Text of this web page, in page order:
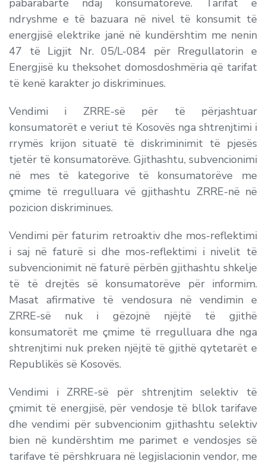
pabarabartë ndaj konsumatorëve. Tarifat e
ndryshme e të bazuara në nivel të konsumit të
energjisë elektrike janë në kundërshtim me nenin
47 të Ligjit Nr. 05/L-084 për Rregullatorin e
Energjisë ku theksohet domosdoshmëria që tarifat
të kenë karakter jo diskriminues.
Vendimi i ZRRE-së për të përjashtuar
konsumatorët e veriut të Kosovës nga shtrenjtimi i
rrymës krijon situatë të diskriminimit të pjesës
tjetër të konsumatorëve. Gjithashtu, subvencionimi
në mes të kategorive të konsumatorëve me
çmime të rregulluara vë gjithashtu ZRRE-në në
pozicion diskriminues.
Vendimi për faturim retroaktiv dhe mos-reflektimi
i saj në faturë si dhe mos-reflektimi i nivelit të
subvencionimit në faturë përbën gjithashtu shkelje
të të drejtës së konsumatorëve për informim.
Masat afirmative të vendosura në vendimin e
ZRRE-së nuk i gëzojnë njëjtë të gjithë
konsumatorët me çmime të rregulluara dhe nga
shtrenjtimi nuk preken njëjtë të gjithë qytetarët e
Republikës së Kosovës.
Vendimi i ZRRE-së për shtrenjtim selektiv të
çmimit të energjisë, për vendosje të bllok tarifave
dhe vendimi për subvencionim gjithashtu selektiv
bien në kundërshtim me parimet e vendosjes së
tarifave të përshkruara në legjislacionin vendor, me